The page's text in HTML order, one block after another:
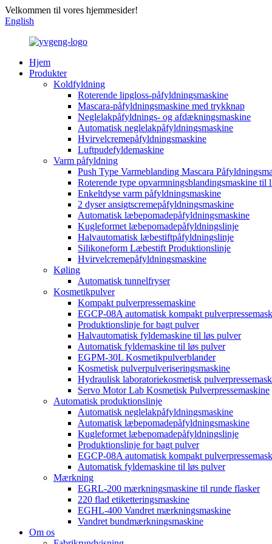
Velkommen til vores hjemmesider!
English
Hjem
Produkter
Koldfyldning
Roterende lipgloss-påfyldningsmaskine
Mascara-påfyldningsmaskine med trykknap
Neglelakpåfyldnings- og afdækningsmaskine
Automatisk neglelakpåfyldningsmaskine
Hvirvelcremepåfyldningsmaskine
Luftpudefyldemaskine
Varm påfyldning
Push Type Varmeblanding Mascara
Roterende type opvarmningsblandingsmaskine til
Enkeltdyse varm påfyldningsmaskine
2 dyser ansigtscremepåfyldningsmaskine
Automatisk læbepomadepåfyldningsmaskine
Kugleformet læbepomadepåfyldningslinje
Halvautomatisk læbestiftpåfyldningslinje
Silikoneform Læbestift Produktionslinje
Hvirvelcremepåfyldningsmaskine
Køling
Automatisk tunnelfryser
Kosmetikpulver
Kompakt pulverpressemaskine
EGCP-08A automatisk kompakt
Produktionslinje for bagt pulver
Halvautomatisk fyldemaskine til løs pulver
Automatisk fyldemaskine til løs pulver
EGPM-30L Kosmetikpulverblander
Kosmetisk pulverpulveriseringsmaskine
Hydraulisk laboratoriekosmetisk
Servo Motor Lab Kosmetisk Pulverpressemaskine
Automatisk produktionslinje
Automatisk neglelakpåfyldningsmaskine
Automatisk læbepomadepåfyldningsmaskine
Kugleformet læbepomadepåfyldningslinje
Produktionslinje for bagt pulver
EGCP-08A automatisk kompakt
Automatisk fyldemaskine til løs pulver
Mærkning
EGRL-200 mærkningsmaskine til runde flasker
220 flad etiketteringsmaskine
EGHL-400 Vandret mærkningsmaskine
Vandret bundmærkningsmaskine
Om os